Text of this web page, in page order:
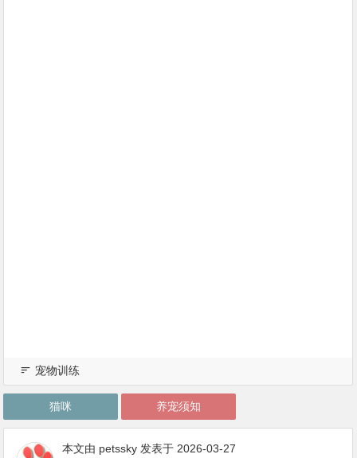
宠物训练
猫咪 养宠须知
本文由 petssky 发表于 2026-03-27